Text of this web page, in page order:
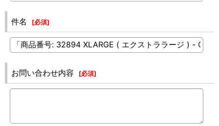
件名 [必須]
お問い合わせ内容 [必須]